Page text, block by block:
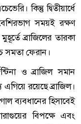
কিন্তু দ্বিতীয়ার্ধে
সময়ই রক্ষণ
ব্রাজিলের তারকা
সমতা ফেরান।
ও ব্রাজিল সমান
রয়েছে ব্রাজিল।
ব্যবধানের হিসাবেই
বিপক্ষে এবং